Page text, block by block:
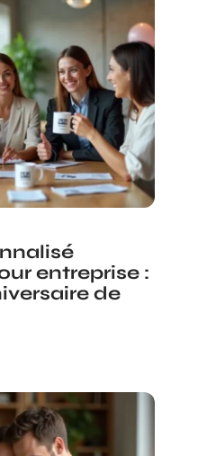
entreprise :
de